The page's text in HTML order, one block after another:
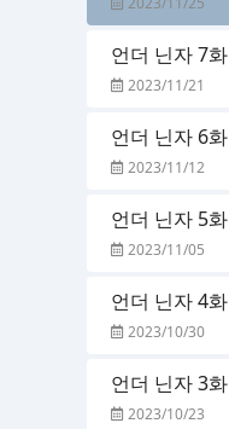
언더 닌자 7화
2023/11/21
언더 닌자 6화
2023/11/12
언더 닌자 5화
2023/11/05
언더 닌자 4화
2023/10/30
언더 닌자 3화
2023/10/23